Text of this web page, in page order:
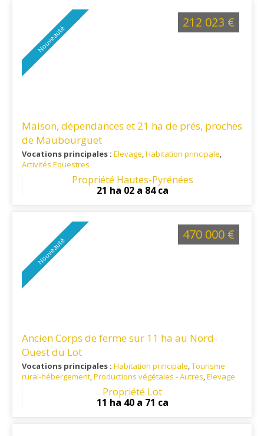
Nouveauté
Maison, dépendances et 21 ha de prés, proches
de Maubourguet
Vocations principales : Elevage,Habitation principale,
Activités Equestres
Ref. 65EL16209: Proche Marciac et Rabastens de Bigorre
Propriété Hautes-Pyrénées
21 ha 02 a 84 ca
212 023 €
Nouveauté
Ancien Corps de ferme sur 11 ha au Nord-
Ouest du Lot
Vocations principales : Habitation principale,Tourisme
rural-hébergement,Productions végétales - Autres,Elevage
: Nord-Ouest du Lot Proche Vallée de la
Dordogne et Périgord NoirPropriété Lot
11 ha 40 a 71 ca
470 000 €